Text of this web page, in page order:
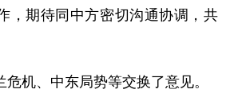
，期待同中方密切沟通协调，共
危机、中东局势等交换了意见。